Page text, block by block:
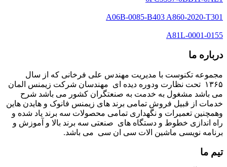
A06B-0085-B403 A860-2020-T301
A81L-0001-0155
درباره ما
مجموعه تکنوست با مدیریت مهندس علی فرخانی که از سال
۱۳۶۵ تحت نظارت ودوره دیده ای مهندسان شرکت زیمنس المان
می باشد مشغول به خدمت به صنعتگران کشور می باشد شرح
خدمات از قبیل فروش تمامی برند های زیمنس فانوک و هایدن هاین
وهمچنین تعمیرات و نگهداری تمامی محصولات سه برند یاد شده و
راه اندازی خطوط و دستگاه های صنعتی سه برند بالا و آموزش و
برنامه نویسی ماشین الات سی ان سی می باشد.
تیم ما